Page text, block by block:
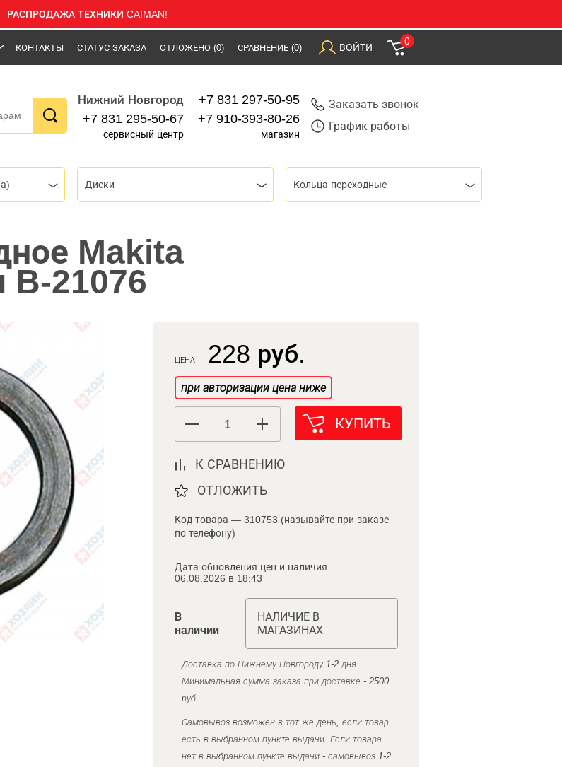
РАСПРОДАЖА ТЕХНИКИ CAIMAN!
КОНТАКТЫ СТАТУС ЗАКАЗА ОТЛОЖЕНО (0) СРАВНЕНИЕ (0) ВОЙТИ
0
Нижний Новгород
+7 831 295-50-67
сервисный центр
+7 831 297-50-95
+7 910-393-80-26
магазин
Заказать звонок
График работы
Диски Кольца переходные
Makita
B-21076
ЦЕНА 228 руб.
при авторизации цена ниже
КУПИТЬ
К СРАВНЕНИЮ
ОТЛОЖИТЬ
Код товара — 310753 (называйте при заказе
по телефону)
Дата обновления цен и наличия:
06.08.2026 в 18:43
В
наличии
НАЛИЧИЕ В
МАГАЗИНАХ
Доставка по Нижнему Новгороду 1-2 дня .
Минимальная сумма заказа при доставке - 2500
руб.
Самовывоз возможен в тот же день, если товар
есть в выбранном пункте выдачи. Если товара
нет в выбранном пункте выдачи - самовывоз 1-2